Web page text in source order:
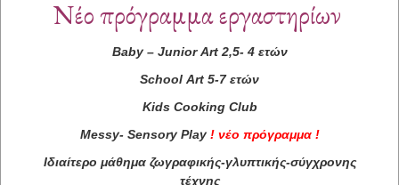
Νέο πρόγραμμα εργαστηρίων
Baby– Junior Art2,5- 4 ετών
School Art 5-7 ετών
Kids Cooking Club
Messy- Sensory Play ! νέο πρόγραμμα !
Ιδιαίτερο μάθημα ζωγραφικής-γλυπτικής-σύγχρονης
τέχνης